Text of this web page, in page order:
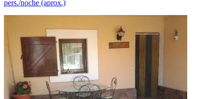
pers./noche (aprox.)